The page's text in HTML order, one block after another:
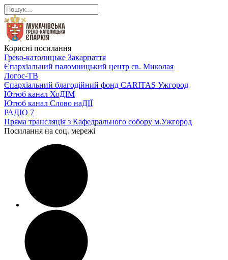
Корисні посилання
Греко-католицьке Закарпаття
Єпархіальний паломницький центр св. Миколая
Логос-ТВ
Єпархіальний благодійний фонд CARITAS Ужгород
Ютюб канал ХоДІМ
Ютюб канал Слово наДІЇ
РАДІО 7
Пряма трансляція з Кафедрального собору м.Ужгород
Посилання на соц. мережі